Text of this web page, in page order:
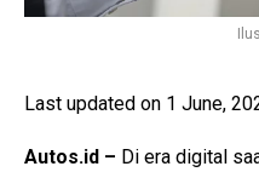
Last updated on 1 June,
Autos.id – Di era digital